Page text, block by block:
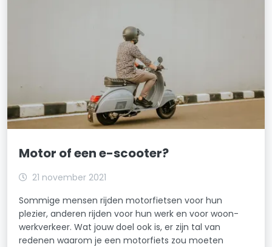
Motor of een e-scooter?
21 november 2021
Sommige mensen rijden motorfietsen voor hun
plezier, anderen rijden voor hun werk en voor woon-
werkverkeer. Wat jouw doel ook is, er zijn tal van
redenen waarom je een motorfiets zou moeten